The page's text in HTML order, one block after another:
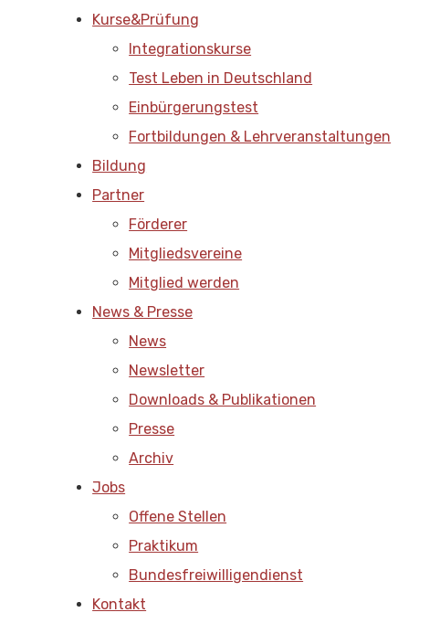
Kurse&Prüfung
Integrationskurse
Test Leben in Deutschland
Einbürgerungstest
Fortbildungen & Lehrveranstaltungen
Bildung
Partner
Förderer
Mitgliedsvereine
Mitglied werden
News & Presse
News
Newsletter
Downloads & Publikationen
Presse
Archiv
Jobs
Offene Stellen
Praktikum
Bundesfreiwilligendienst
Kontakt